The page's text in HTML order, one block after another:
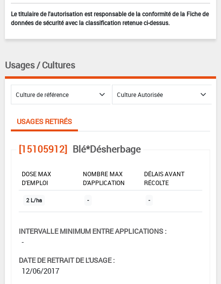
Le titulaire de l'autorisation est responsable de la conformité de la Fiche de
données de sécurité avec la classification retenue ci-dessus.
Usages / Cultures
USAGES RETIRÉS
[15105912] Blé*Désherbage
DOSE MAX
D'EMPLOI
NOMBRE MAX
D'APPLICATION
DÉLAIS AVANT
RÉCOLTE
2 L/ha - -
INTERVALLE MINIMUM ENTRE APPLICATIONS :
-
DATE DE RETRAIT DE L'USAGE :
12/06/2017